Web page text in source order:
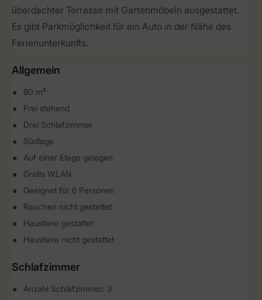
überdachter Terrasse mit Gartenmöbeln ausgestattet.
Es gibt Parkmöglichkeit für ein Auto in der Nähe des
Ferienunterkunfts.
Allgemein
80 m²
Frei stehend
Drei Schlafzimmer
Südlage
Auf einer Etage gelegen
Gratis WLAN
Geeignet für 6 Personen
Rauchen nicht gestattet
Haustiere gestattet
Haustiere nicht gestattet
Schlafzimmer
Anzahl Schlafzimmer: 3